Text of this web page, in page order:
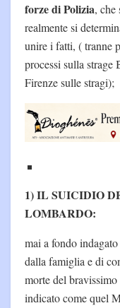
forze di Polizia, che
realmente si
unire i fatti, ( tranne
processi sulla strage
Firenze sulle stragi);
1) IL SUICIDIO
LOMBARDO:
mai a fondo
dalla famiglia e di
morte del
indicato come quel